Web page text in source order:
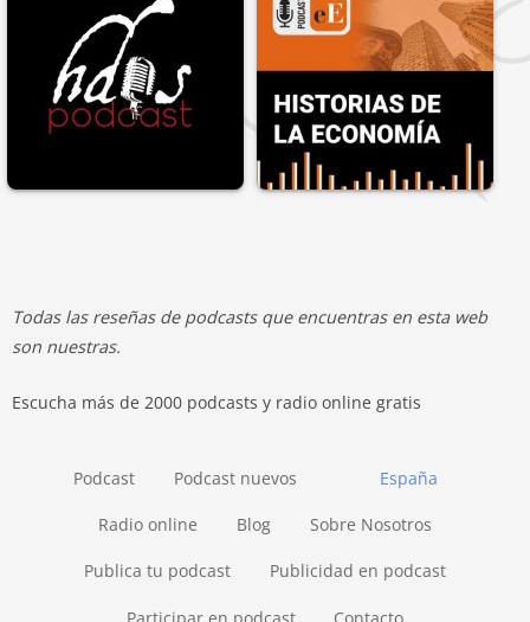
Todas las reseñas de podcasts que encuentras en esta web
son nuestras.
Escucha más de 2000 podcasts y radio online gratis
España
Podcast Podcast nuevos
Radio online Blog Sobre Nosotros
Publica tu podcast Publicidad en podcast
Participar en podcast Contacto